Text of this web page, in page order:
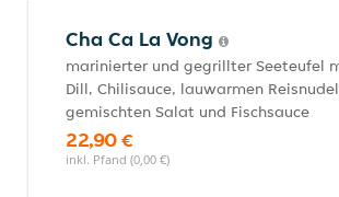
Cha Ca La Vong
marinierter und gegrillter Seeteufel
Dill, Chilisauce, lauwarmen
gemischten Salat und Fischsauce
22,90 €
inkl. Pfand (0,00 €)